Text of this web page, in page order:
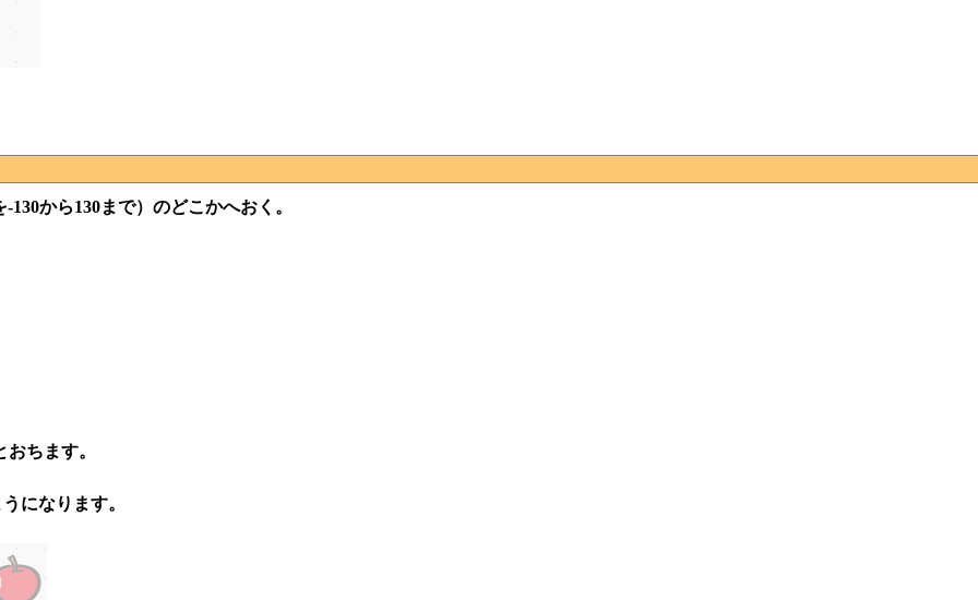
から130まで）のどこかへおく。
ちます。
になります。